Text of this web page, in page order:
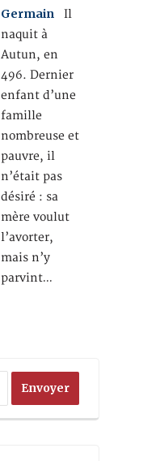
Germain Il
naquit à
Autun, en
496. Dernier
enfant d’une
famille
nombreuse et
pauvre, il
n’était pas
désiré : sa
mère voulut
l’avorter,
mais n’y
parvint…